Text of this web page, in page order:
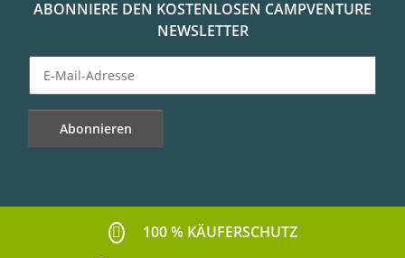
ABONNIERE DEN KOSTENLOSEN CAMPVENTURE
NEWSLETTER
Abonnieren
100 % KÄUFERSCHUTZ